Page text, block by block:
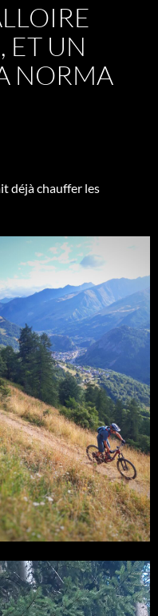
ET UN
NORMA
déjà chauffer les